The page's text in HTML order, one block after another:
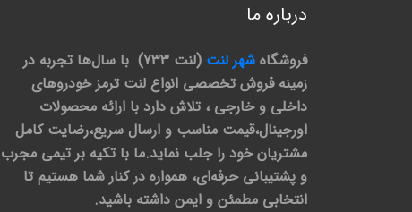
درباره ما
فروشگاه شهر لنت
(لنت 733) با سال‌ها تجربه در
زمینه فروش تخصصی انواع لنت ترمز خودروهای
داخلی و خارجی ، تلاش دارد با ارائه محصولات
اورجینال،قیمت مناسب و ارسال سریع،رضایت کامل
مشتریان خود را جلب نماید.ما با تکیه بر تیمی مجرب
و پشتیبانی حرفه‌ای، همواره در کنار شما هستیم تا
انتخابی مطمئن و ایمن داشته باشید.